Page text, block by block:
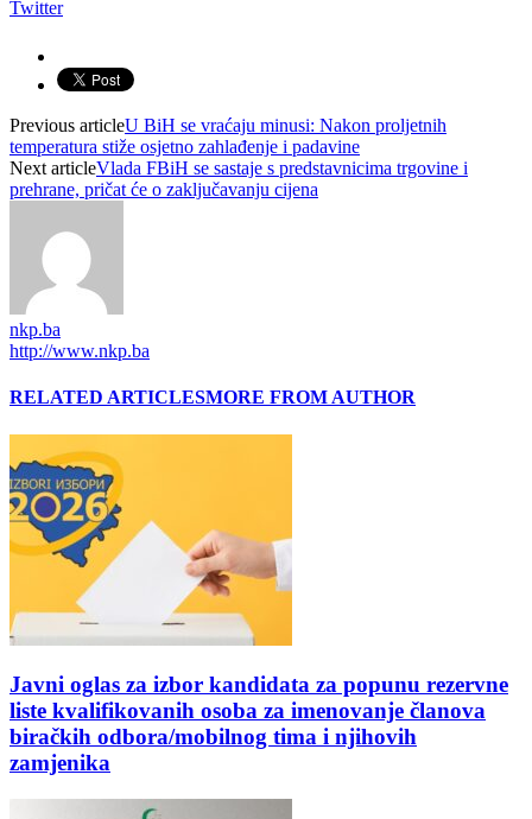
Twitter
Previous articleU BiH se vraćaju minusi: Nakon proljetnih
temperatura stiže osjetno zahlađenje i padavine
Next articleVlada FBiH se sastaje s predstavnicima trgovine i
prehrane, pričat će o zaključavanju cijena
nkp.ba
http://www.nkp.ba
RELATED ARTICLESMORE FROM AUTHOR
Javni oglas za izbor kandidata za popunu rezervne
liste kvalifikovanih osoba za imenovanje članova
biračkih odbora/mobilnog tima i njihovih
zamjenika